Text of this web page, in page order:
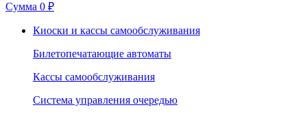
Сумма 0 ₽
Киоски и кассы самообслуживания
Билетопечатающие автоматы
Кассы самообслуживания
Система управления очередью